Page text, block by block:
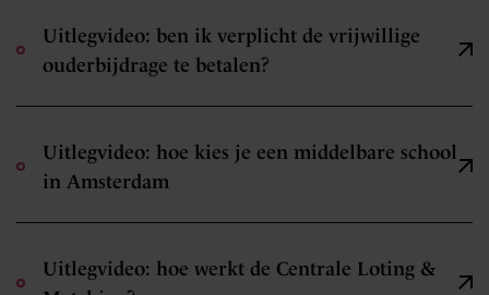
Uitlegvideo: ben ik verplicht de vrijwillige
ouderbijdrage te betalen?
Uitlegvideo: hoe kies je een middelbare school
in Amsterdam
Uitlegvideo: hoe werkt de Centrale Loting &